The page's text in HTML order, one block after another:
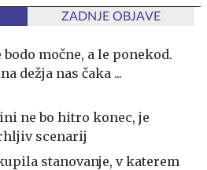
ZADNJE OBJAVE
močne, a le ponekod.
dežja nas čaka ...
ne bo hitro konec, je
scenarij
stanovanje, v katerem